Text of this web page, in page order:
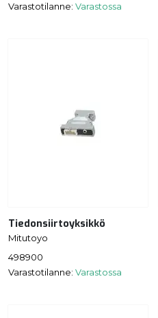
Varastotilanne: Varastossa
Tiedonsiirtoyksikkö
Mitutoyo
498900
Varastotilanne: Varastossa